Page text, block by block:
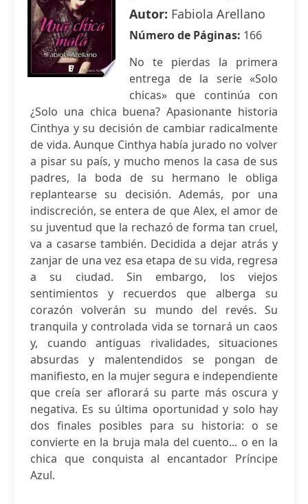
Autor: Fabiola Arellano
Número de Páginas: 166
No te pierdas la primera
entrega de la serie «Solo
chicas» que continúa con
¿Solo una chica buena? Apasionante historia
Cinthya y su decisión de cambiar radicalmente
de vida. Aunque Cinthya había jurado no volver
a pisar su país, y mucho menos la casa de sus
padres, la boda de su hermano le obliga
replantearse su decisión. Además, por una
indiscreción, se entera de que Alex, el amor de
su juventud que la rechazó de forma tan cruel,
va a casarse también. Decidida a dejar atrás y
zanjar de una vez esa etapa de su vida, regresa
a su ciudad. Sin embargo, los viejos
sentimientos y recuerdos que alberga su
corazón volverán su mundo del revés. Su
tranquila y controlada vida se tornará un caos
y, cuando antiguas rivalidades, situaciones
absurdas y malentendidos se pongan de
manifiesto, en la mujer segura e independiente
que creía ser aflorará su parte más oscura y
negativa. Es su última oportunidad y solo hay
dos finales posibles para su historia: o se
convierte en la bruja mala del cuento... o en la
chica que conquista al encantador Príncipe
Azul.